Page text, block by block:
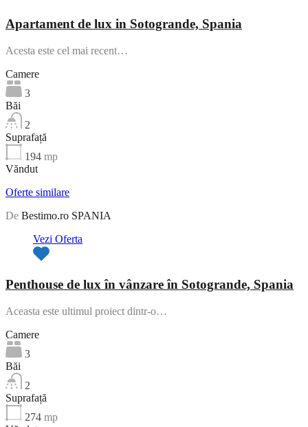
Apartament de lux in Sotogrande, Spania
Acesta este cel mai recent…
Camere
3
Băi
2
Suprafață
194 mp
Văndut
Oferte similare
De Bestimo.ro SPANIA
Vezi Oferta
Penthouse de lux în vânzare în Sotogrande, Spania
Aceasta este ultimul proiect dintr-o…
Camere
3
Băi
2
Suprafață
274 mp